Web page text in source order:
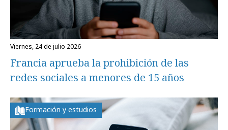
viernes, 24 de julio 2026
Francia aprueba la prohibición de las
redes sociales a menores de 15 años
Formación y estudios